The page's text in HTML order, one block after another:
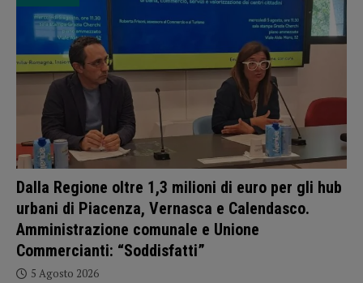
Dalla Regione oltre 1,3 milioni di euro per gli hub
urbani di Piacenza, Vernasca e Calendasco.
Amministrazione comunale e Unione
Commercianti: “Soddisfatti”
5 Agosto 2026